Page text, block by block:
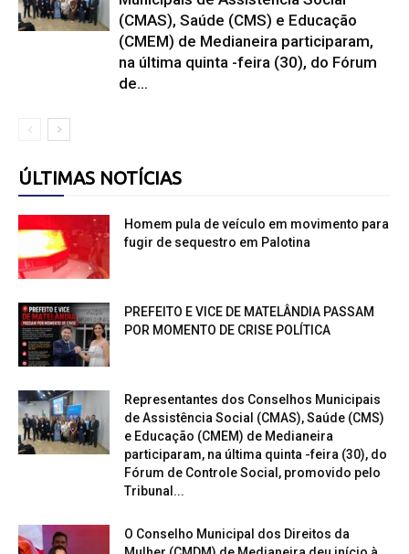
(CMAS), Saúde (CMS) e Educação
(CMEM) de Medianeira participaram,
na última quinta -feira (30), do Fórum
de...
ÚLTIMAS NOTÍCIAS
Homem pula de veículo em movimento para
fugir de sequestro em Palotina
PREFEITO E VICE DE MATELÂNDIA PASSAM
POR MOMENTO DE CRISE POLÍTICA
Representantes dos Conselhos Municipais
de Assistência Social (CMAS), Saúde (CMS)
e Educação (CMEM) de Medianeira
participaram, na última quinta -feira (30), do
Fórum de Controle Social, promovido pelo
Tribunal...
O Conselho Municipal dos Direitos da